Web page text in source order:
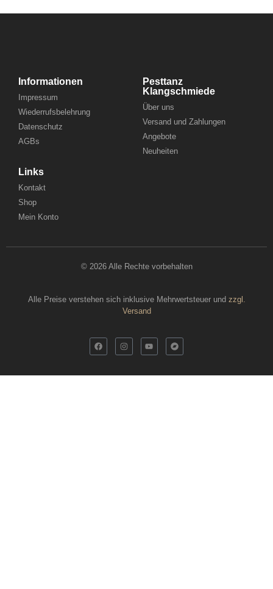
Informationen
Impressum
Wiederrufsbelehrung
Datenschutz
AGBs
Pesttanz
Klangschmiede
Über uns
Versand und Zahlungen
Angebote
Neuheiten
Links
Kontakt
Shop
Mein Konto
© 2026 Alle Rechte vorbehalten
Alle Preise verstehen sich inklusive Mehrwertsteuer und zzgl.
Versand